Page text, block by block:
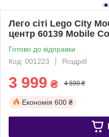
Лего сіті Lego City
центр 60139 Mobile
Готово до відправки
Код: 001223
Роздріб
3 999 ₴ 4 599 ₴
Економія 600 ₴